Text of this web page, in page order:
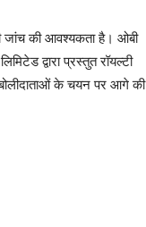
जांच की आवश्यकता है। ओबी
द्वारा प्रस्तुत रॉयल्टी
के चयन पर आगे की